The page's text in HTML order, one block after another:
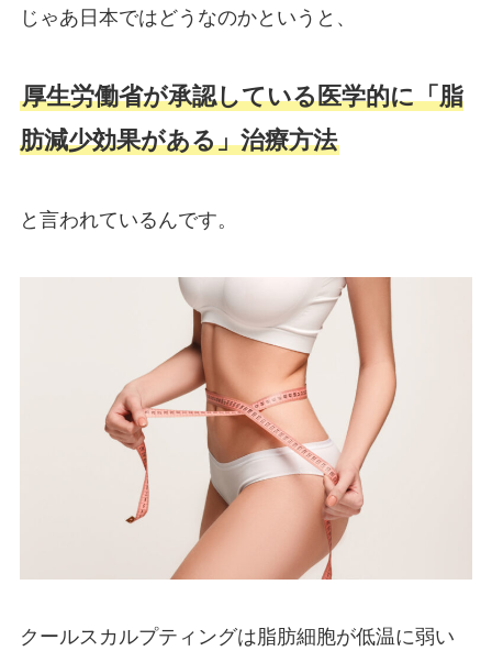
じゃあ日本ではどうなのかというと、
厚生労働省が承認している医学的に「脂
肪減少効果がある」治療方法
と言われているんです。
クールスカルプティングは脂肪細胞が低温に弱い